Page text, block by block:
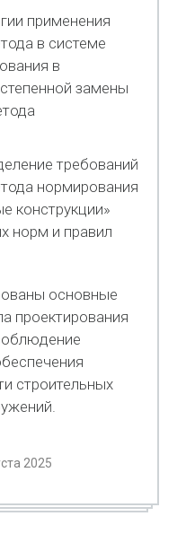
применения
в системе
в
замены
требований
нормирования
конструкции»
норм и правил
основные
проектирования
строительных
2025